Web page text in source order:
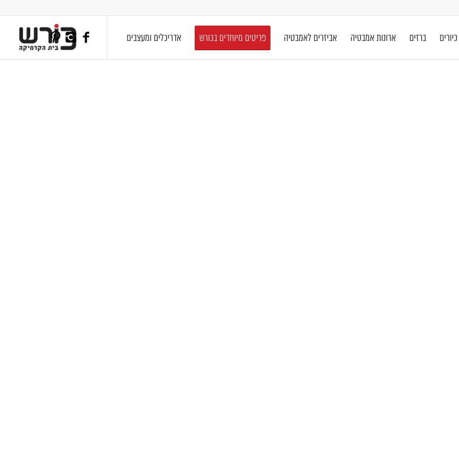
כיורים ברזים ארונות אמבטיה אביזרים לאמבטיה פריטים מיוחדים בכורש אדריכלים ומעצבים